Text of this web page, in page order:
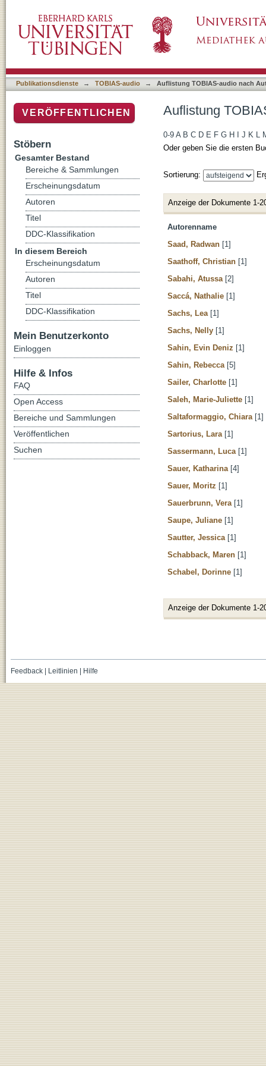
Publikationsdienste → TOBIAS-audio → Auflistung TOBIAS-audio nach
Auflistung
0-9 A B C D E F G H J K L
Oder geben Sie die ersten
Sortierung:
Anzeige der Dokumente 1-
Autorenname
Saad, Radwan [1]
Saathoff, Christian [1]
Sabahi, Atussa [2]
Saccá, Nathalie [1]
Sachs, Lea [1]
Sachs, Nelly [1]
Sahin, Evin Deniz [1]
Sahin, Rebecca [5]
Sailer, Charlotte [1]
Saleh, Marie-Juliette [1]
Saltaformaggio, Chiara [1]
Sartorius, Lara [1]
Sassermann, Luca [1]
Sauer, Katharina [4]
Sauer, Moritz [1]
Sauerbrunn, Vera [1]
Saupe, Juliane [1]
Sautter, Jessica [1]
Schabback, Maren [1]
Schabel, Dorinne [1]
Anzeige der Dokumente 1-
VERÖFFENTLICHEN
Stöbern
Gesamter Bestand
Bereiche & Sammlungen
Erscheinungsdatum
Autoren
Titel
DDC-Klassifikation
In diesem Bereich
Erscheinungsdatum
Autoren
Titel
DDC-Klassifikation
Mein Benutzerkonto
Einloggen
Hilfe & Infos
FAQ
Open Access
Bereiche und Sammlungen
Veröffentlichen
Suchen
Feedback| Leitlinien | Hilfe